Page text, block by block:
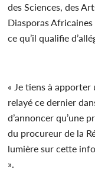
des Sciences, des
Diasporas Africaines
ce qu’il qualifie
« Je tiens à
relayé ce dernier
d’annoncer qu’une
du procureur de la
lumière sur cette
».